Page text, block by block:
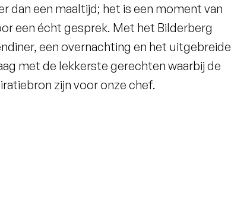
dan een maaltijd; het is een moment van
een écht gesprek. Met het Bilderberg
een overnachting en het uitgebreide
met de lekkerste gerechten waarbij de
zijn voor onze chef.